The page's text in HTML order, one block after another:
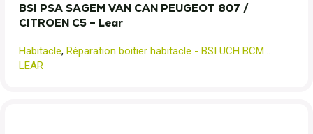
BSI PSA SAGEM VAN CAN PEUGEOT 807 /
CITROEN C5 – Lear
Habitacle, Réparation boitier habitacle - BSI UCH BCM...
LEAR